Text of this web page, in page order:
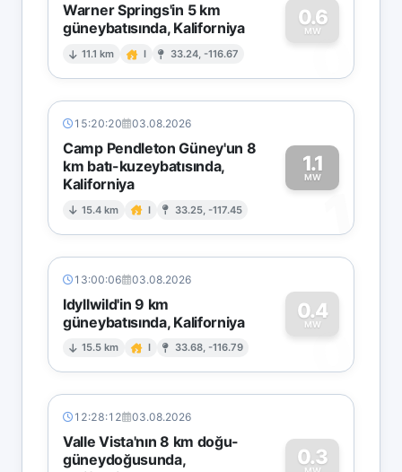
Warner Springs'in 5 km
güneybatısında, Kaliforniya
11.1 km I 33.24, -116.67
0.6
MW
0
15:20:20 03.08.2026
Camp Pendleton Güney'un 8
km batı-kuzeybatısında,
Kaliforniya
15.4 km I 33.25, -117.45
1.1
MW
1
13:00:06 03.08.2026
Idyllwild'in 9 km
güneybatısında, Kaliforniya
15.5 km I 33.68, -116.79
0.4
MW
0
12:28:12 03.08.2026
Valle Vista'nın 8 km doğu-
güneydoğusunda,
0.3